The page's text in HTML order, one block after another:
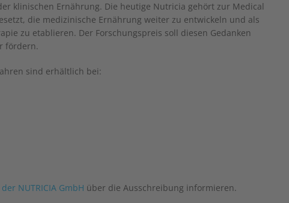
klinischen Ernährung. Die heutige Nutricia gehört zur Medical
die medizinische Ernährung weiter zu entwickeln und als
zu etablieren. Der Forschungspreis soll diesen Gedanken
fördern.
sind erhältlich bei:
NUTRICIA GmbH über die Ausschreibung informieren.